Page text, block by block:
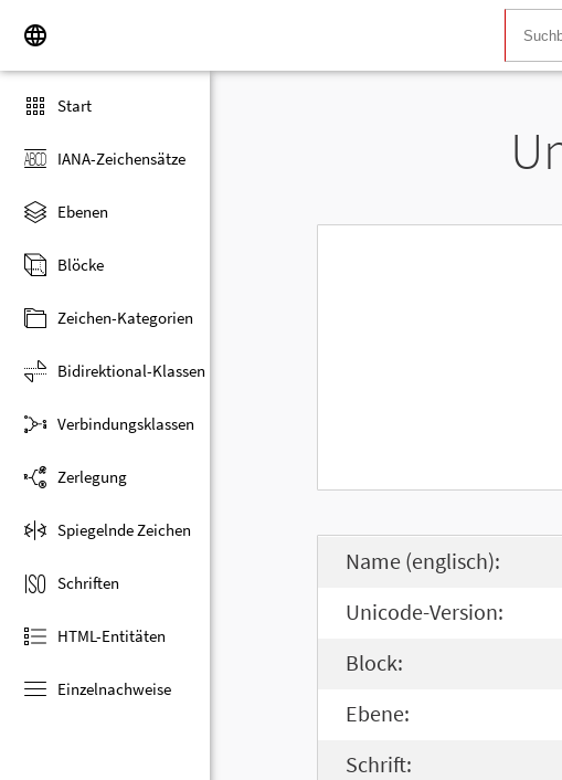
Start
IANA-Zeichensätze
Ebenen
Blöcke
Zeichen-Kategorien
Bidirektional-Klassen
Verbindungsklassen
Zerlegung
Spiegelnde Zeichen
Schriften
HTML-Entitäten
Einzelnachweise
Name (englisch):
Unicode-Version:
Block:
Ebene:
Schrift: